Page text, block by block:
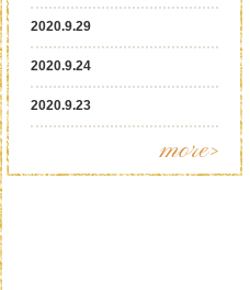
2020.9.29
2020.9.24
2020.9.23
more>